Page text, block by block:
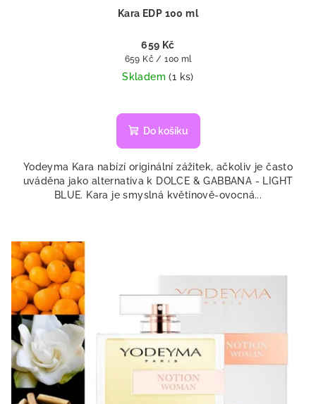
Kara EDP 100 ml
659 Kč
Měrná
cena:
659 Kč / 100 ml
Skladem(1 ks)
Do košíku
Yodeyma Kara nabízí originální zážitek, ačkoliv je často
uváděna jako alternativa k DOLCE & GABBANA - LIGHT
BLUE. Kara je smyslná květinově-ovocná...